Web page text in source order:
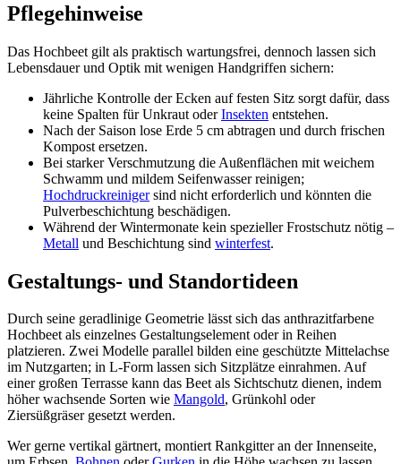
Pflegehinweise
Das Hochbeet gilt als praktisch wartungsfrei, dennoch lassen sich
Lebensdauer und Optik mit wenigen Handgriffen sichern:
Jährliche Kontrolle der Ecken auf festen Sitz sorgt dafür, dass
keine Spalten für Unkraut oderInsekten entstehen.
Nach der Saison lose Erde 5 cm abtragen und durch frischen
Kompost ersetzen.
Bei starker Verschmutzung die Außenflächen mit weichem
Schwamm und mildem Seifenwasser reinigen;
Hochdruckreinigersind nicht erforderlich und könnten die
Pulverbeschichtung beschädigen.
Während der Wintermonate kein spezieller Frostschutz nötig –
Metall und Beschichtung sind winterfest.
Gestaltungs- und Standortideen
Durch seine geradlinige Geometrie lässt sich das anthrazitfarbene
Hochbeet als einzelnes Gestaltungselement oder in Reihen
platzieren. Zwei Modelle parallel bilden eine geschützte Mittelachse
im Nutzgarten; in L-Form lassen sich Sitzplätze einrahmen. Auf
einer großen Terrasse kann das Beet als Sichtschutz dienen, indem
höher wachsende Sorten wie Mangold, Grünkohl oder
Ziersüßgräser gesetzt werden.
Wer gerne vertikal gärtnert, montiert Rankgitter an der Innenseite,